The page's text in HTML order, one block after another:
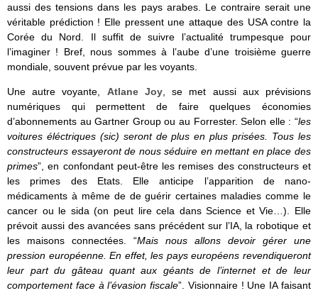
aussi des tensions dans les pays arabes. Le contraire serait une
véritable prédiction ! Elle pressent une attaque des USA contre la
Corée du Nord. Il suffit de suivre l’actualité trumpesque pour
l’imaginer ! Bref, nous sommes à l’aube d’une troisième guerre
mondiale, souvent prévue par les voyants.
Une autre voyante, Atlane Joy,se met aussi aux prévisions
numériques qui permettent de faire quelques économies
d’abonnements au Gartner Group ou au Forrester.Selon elle : “les
voitures éléctriques (sic) seront de plus en plus prisées. Tous les
constructeurs essayeront de nous séduire en mettant en place des
primes”, en confondant peut-être les remises des constructeurs et
les primes des Etats. Elle anticipe l’apparition de nano-
médicaments à même de de guérir certaines maladies comme le
cancer ou le sida (on peut lire cela dans Science et Vie…). Elle
prévoit aussi desavancées sans précédent sur l’IA, la robotique et
les maisons connectées. “Mais nous allons devoir gérer une
pression européenne. En effet, les pays européens revendiqueront
leur part du gâteau quant aux géants de l’internet et de leur
comportement face à l’évasion fiscale”. Visionnaire ! Une IA faisant